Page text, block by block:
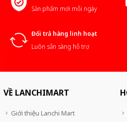
Sản phẩm mới mỗi ngày
Đổi trả hàng linh hoạt
Luôn sẵn sàng hỗ trợ
VỀ LANCHIMART
Giới thiệu Lanchi Mart